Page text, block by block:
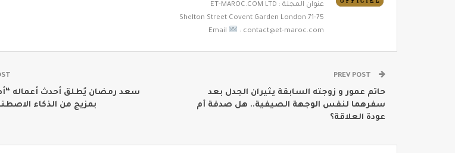
عنوان المجلة : ET-MAROC.COM LTD
71-75 Shelton Street Covent Garden London
Email
: contact@et-maroc.com
حاتم عمور و زوجته السابقة يثيران الجدل بعد
سفرهما لنفس الوجهة الصيفية.. هل صدفة أم
عودة العلاقة؟
سعد رمضان يُطلق أحدث أعماله
بمزيج من الذكاء